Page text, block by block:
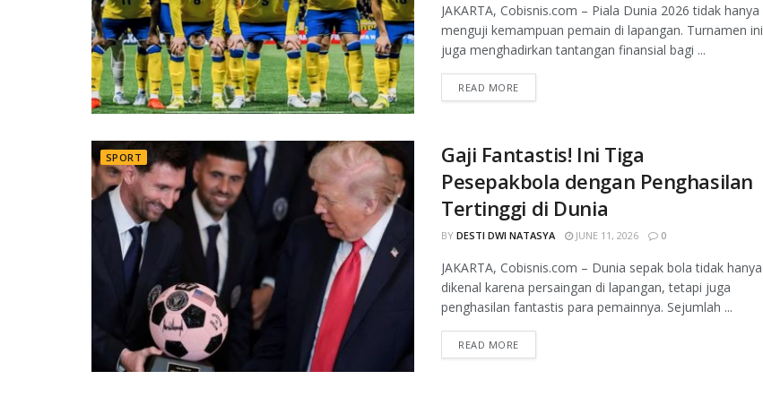
JAKARTA, Cobisnis.com – Piala Dunia 2026 tidak hanya
menguji kemampuan pemain di lapangan. Turnamen ini
juga menghadirkan tantangan finansial bagi ...
READ MORE
SPORT
Gaji Fantastis! Ini Tiga
Pesepakbola dengan Penghasilan
Tertinggi di Dunia
BY DESTI DWI NATASYA JUNE 11, 2026 0
JAKARTA, Cobisnis.com – Dunia sepak bola tidak hanya
dikenal karena persaingan di lapangan, tetapi juga
penghasilan fantastis para pemainnya. Sejumlah ...
READ MORE